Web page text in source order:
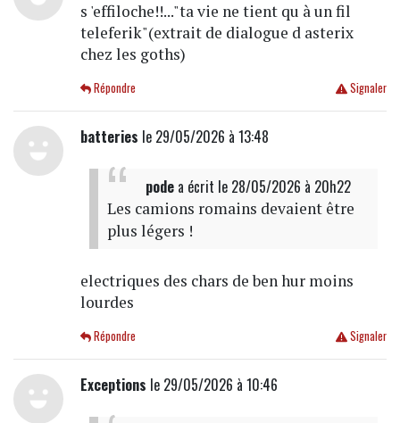
s 'effiloche!!..."ta vie ne tient qu à un fil
teleferik"(extrait de dialogue d asterix
chez les goths)
Signaler
Répondre
batteries le 29/05/2026 à 13:48
podea écrit le 28/05/2026 à 20h22
Les camions romains devaient être
plus légers !
electriques des chars de ben hur moins
lourdes
Signaler
Répondre
Exceptions le 29/05/2026 à 10:46